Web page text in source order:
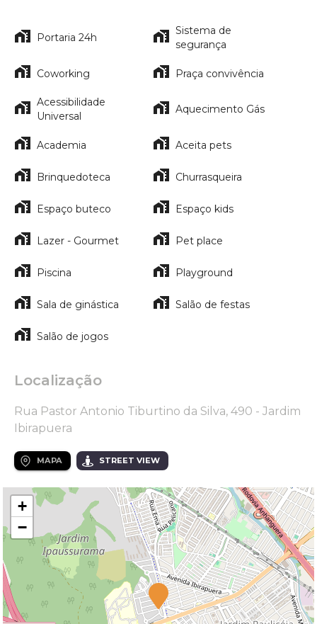
Portaria 24h
Sistema de
segurança
Coworking Praça convivência
Acessibilidade
Universal
Aquecimento Gás
Academia Aceita pets
Brinquedoteca Churrasqueira
Espaço buteco Espaço kids
Lazer - Gourmet Pet place
Piscina Playground
Sala de ginástica Salão de festas
Salão de jogos
Localização
Rua Pastor Antonio Tiburtino da Silva, 490 - Jardim
Ibirapuera
MAPA STREET VIEW
+
−